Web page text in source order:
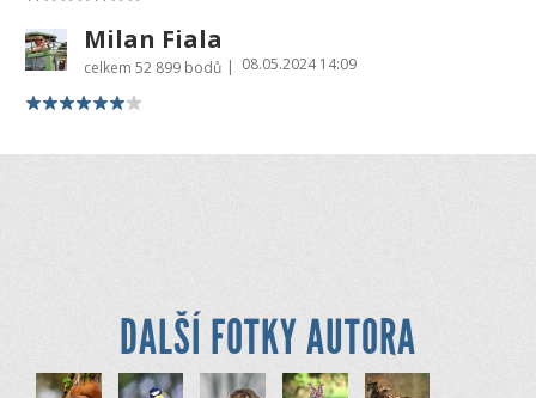
Milan Fiala
celkem 52 899 bodů 08.05.2024 14:09
DALŠÍ FOTKY AUTORA